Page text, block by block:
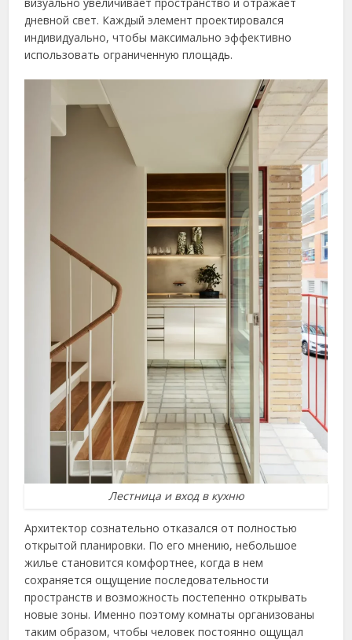
дневной свет. Каждый элемент проектировался
индивидуально, чтобы максимально эффективно
использовать ограниченную площадь.
Лестница и вход в кухню
Архитектор сознательно отказался от полностью
открытой планировки. По его мнению, небольшое
жилье становится комфортнее, когда в нем
сохраняется ощущение последовательности
пространств и возможность постепенно открывать
новые зоны. Именно поэтому комнаты организованы
таким образом, чтобы человек постоянно ощущал